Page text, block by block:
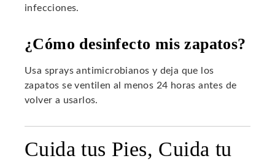
infecciones.
¿Cómo desinfecto mis zapatos?
Usa sprays antimicrobianos y deja que los
zapatos se ventilen al menos 24 horas antes de
volver a usarlos.
Cuida tus Pies, Cuida tu